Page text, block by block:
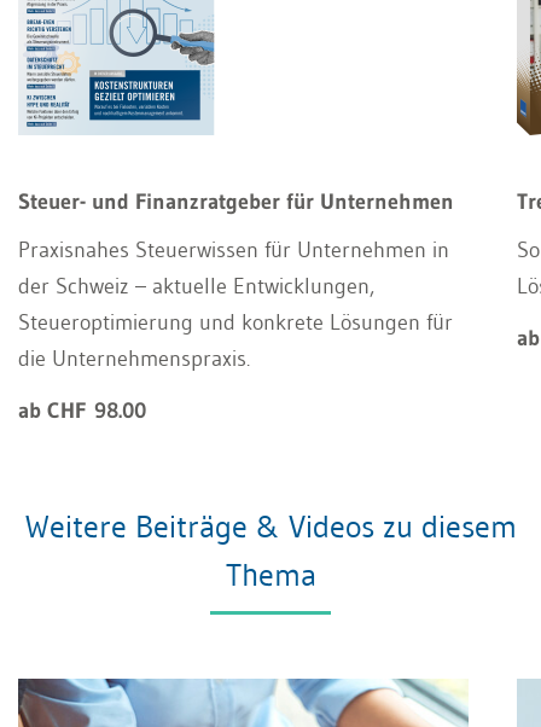
Steuer- und Finanzratgeber für Unternehmen
Praxisnahes Steuerwissen für Unternehmen in
der Schweiz – aktuelle Entwicklungen,
Steueroptimierung und konkrete Lösungen für
die Unternehmenspraxis.
ab CHF 98.00
Weitere Beiträge & Videos zu diesem
Thema